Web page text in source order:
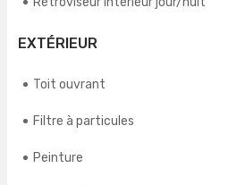
EXTÉRIEUR
Toit ouvrant
Filtre à particules
Peinture